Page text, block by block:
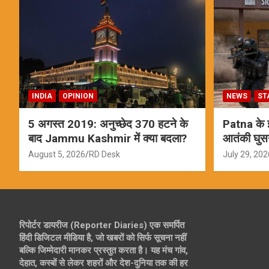
INDIA OPINION
5 अगस्त 2019: अनुच्छेद 370 हटने के
बाद Jammu Kashmir में क्या बदला?
August 5, 2026 RD Desk
NEWS
Patna के
आतंकी
ऑपरेशन;
July 29,
रिपोर्टर डायरीज (Reporter Diaries) एक समर्पित
हिंदी डिजिटल मीडिया है, जो खबरों को सिर्फ सूचना नहीं
बल्कि जिम्मेदारी मानकर प्रस्तुत करता है। यह मंच गांव,
देहात, कस्बों से लेकर शहरों और देश-दुनिया तक की हर